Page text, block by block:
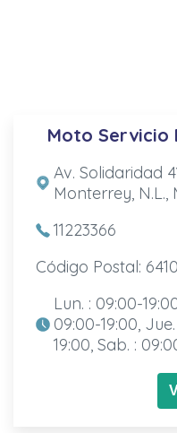
Moto Servicio
Av. Solidaridad
Monterrey, N.L.,
11223366
Código Postal:
Lun. : 09:00-
09:00-19:00,
19:00, Sab. :